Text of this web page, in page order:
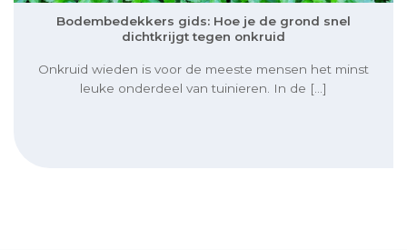
Bodembedekkers gids: Hoe je de grond snel
dichtkrijgt tegen onkruid
Onkruid wieden is voor de meeste mensen het minst
leuke onderdeel van tuinieren. In de [...]